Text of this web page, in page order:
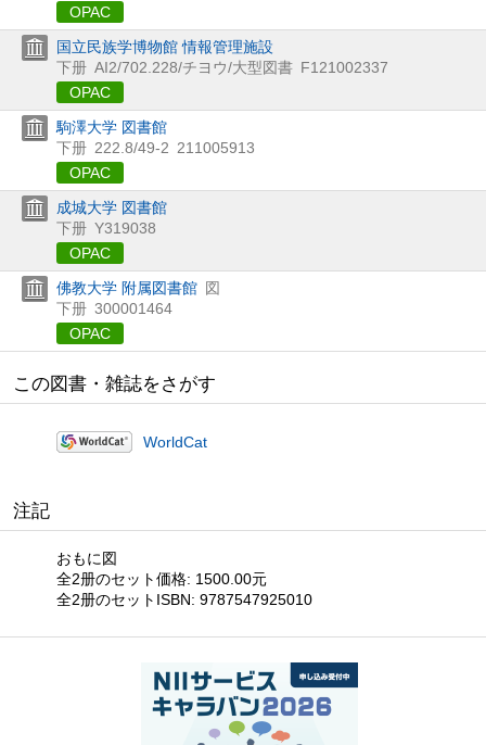
OPAC
国立民族学博物館 情報管理施設
下册 AI2/702.228/チヨウ/大型図書 F121002337
OPAC
駒澤大学 図書館
下册 222.8/49-2 211005913
OPAC
成城大学 図書館
下册 Y319038
OPAC
佛教大学 附属図書館 図
下册 300001464
OPAC
この図書・雑誌をさがす
WorldCat
注記
おもに図
全2册のセット価格: 1500.00元
全2册のセットISBN: 9787547925010